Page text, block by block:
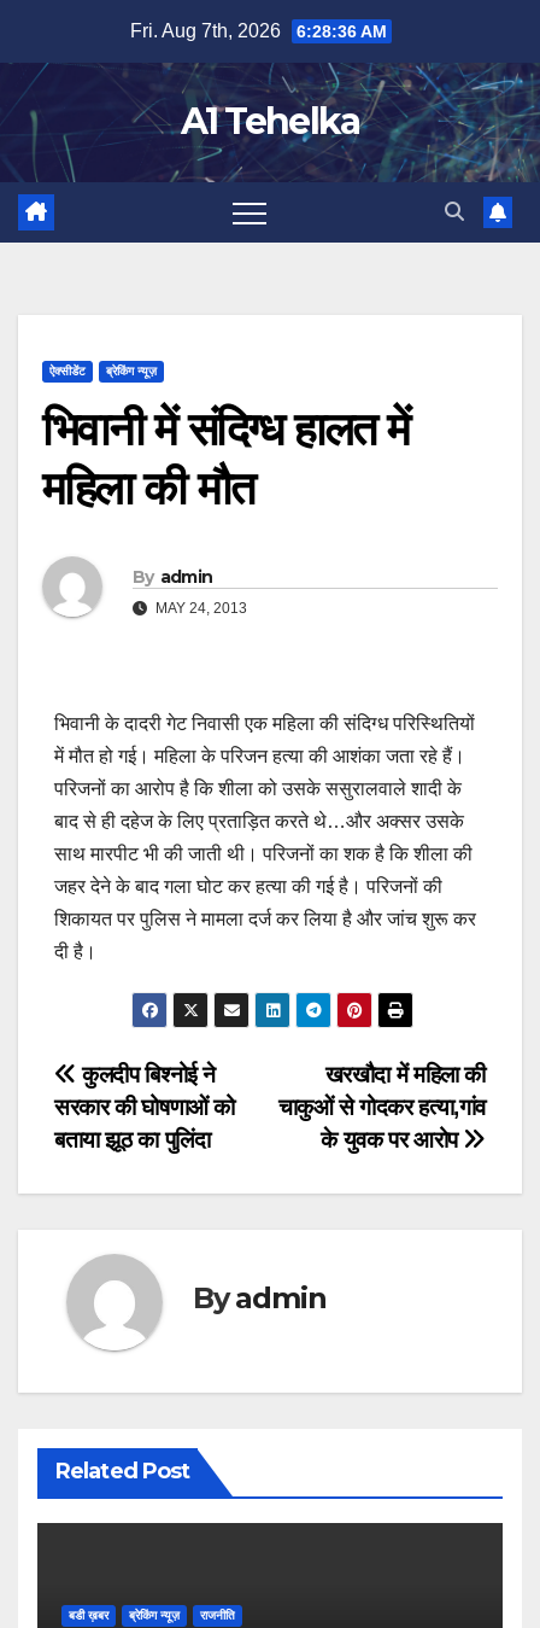
content
Fri. Aug 7th, 2026 6:28:36 AM
A1 Tehelka
ऐक्सीडेंट ब्रेकिंग न्यूज़
भिवानी में संदिग्ध हालत में
महिला की मौत
By admin
MAY 24, 2013
भिवानी के दादरी गेट निवासी एक महिला की संदिग्ध परिस्थितियों
में मौत हो गई। महिला के परिजन हत्या की आशंका जता रहे हैं।
परिजनों का आरोप है कि शीला को उसके ससुरालवाले शादी के
बाद से ही दहेज के लिए प्रताड़ित करते थे…और अक्सर उसके
साथ मारपीट भी की जाती थी। परिजनों का शक है कि शीला की
जहर देने के बाद गला घोट कर हत्या की गई है। परिजनों की
शिकायत पर पुलिस ने मामला दर्ज कर लिया है और जांच शुरू कर
दी है।
Post
navigation
खरखौदा में महिला की
चाकुओं से गोदकर हत्या,गांव
के युवक पर आरोप
कुलदीप बिश्नोई ने
सरकार की घोषणाओं को
बताया झूठ का पुलिंदा
Byadmin
Related Post
बडी ख़बर ब्रेकिंग न्यूज़ राजनीति